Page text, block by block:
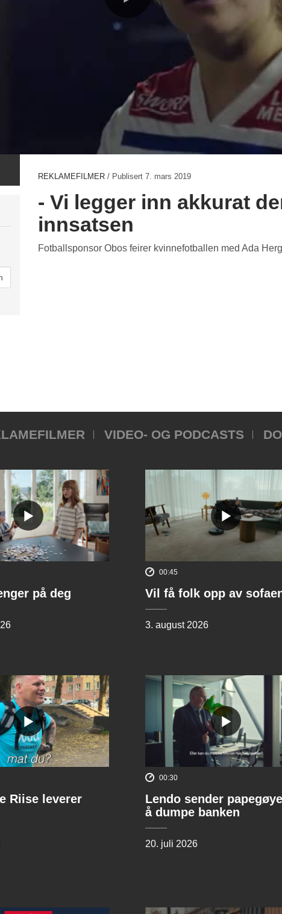
REKLAMEFILMER / Publisert7. mars 2019
- Vi legger inn akkurat
innsatsen
Fotballsponsor Obos feirer kvinnefotballen med Ada
VIDEO- OG PODCASTS
på deg
00:45
Vil få folk opp av
3. august 2026
Riise leverer
00:30
Lendo sender
å dumpe banken
20. juli 2026